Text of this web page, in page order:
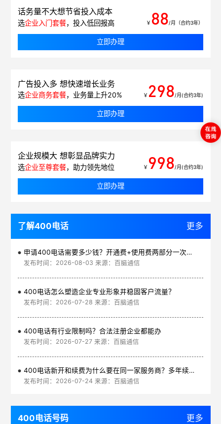
话务量不大想节省投入成本
选企业入门套餐，投入低回报高 ￥ 88/月（合约3年）
立即办理
广告投入多 想快速增长业务
选企业商务套餐，业务量上升20% ￥ 298/月(合约3年)
立即办理
企业规模大 想彰显品牌实力
选企业至尊套餐，助力领先地位 ￥ 998/月(合约3年)
立即办理
了解400电话 更多
申请400电话需要多少钱？开通费+使用费两部分一次讲清
发布时间：2026-08-03 来源：百脑通信
400电话怎么塑造企业专业形象并稳固客户流量？
发布时间：2026-07-28 来源：百脑通信
400电话有行业限制吗？合法注册企业都能办
发布时间：2026-07-27 来源：百脑通信
400电话新开和续费为什么要在同一家服务商？多年续费更划算
发布时间：2026-07-24 来源：百脑通信
400电话号码 更多